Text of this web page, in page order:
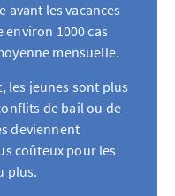
avant les vacances
environ 1000 cas
mensuelle.
les jeunes sont plus
de bail ou de
deviennent
coûteux pour les
plus.